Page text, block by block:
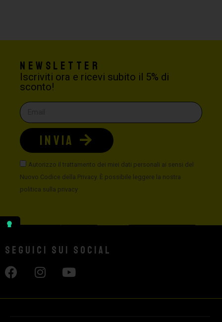
Newsletter
Iscriviti ora e ricevi subito il 5% di
sconto!
Autorizzo il trattamento dei miei dati personali ai sensi del
Nuovo Codice della Privacy. È possibile leggere la nostra
politica sulla privacy
INVIA
Seguici sui social